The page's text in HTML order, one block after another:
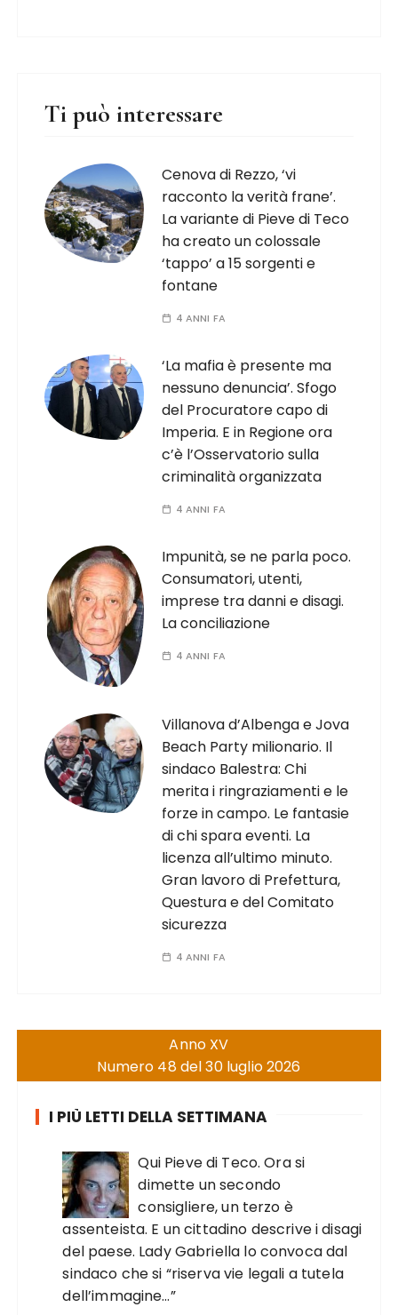
Ti può interessare
Cenova di Rezzo, ‘vi
racconto la verità frane’.
La variante di Pieve di Teco
ha creato un colossale
‘tappo’ a 15 sorgenti e
fontane
4 ANNI FA
‘La mafia è presente ma
nessuno denuncia’. Sfogo
del Procuratore capo di
Imperia. E in Regione ora
c’è l’Osservatorio sulla
criminalità organizzata
4 ANNI FA
Impunità, se ne parla poco.
Consumatori, utenti,
imprese tra danni e disagi.
La conciliazione
4 ANNI FA
Villanova d’Albenga e Jova
Beach Party milionario. Il
sindaco Balestra: Chi
merita i ringraziamenti e le
forze in campo. Le fantasie
di chi spara eventi. La
licenza all’ultimo minuto.
Gran lavoro di Prefettura,
Questura e del Comitato
sicurezza
4 ANNI FA
Anno XV
Numero 48 del 30 luglio 2026
I PIÙ LETTI DELLA SETTIMANA
Qui Pieve di Teco. Ora si
dimette un secondo
consigliere, un terzo è
assenteista. E un cittadino descrive i disagi
del paese. Lady Gabriella lo convoca dal
sindaco che si “riserva vie legali a tutela
dell’immagine…”